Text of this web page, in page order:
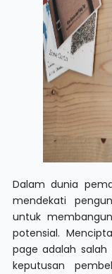
Dalam dunia
mendekati
untuk
potensial.
page adalah
keputusan